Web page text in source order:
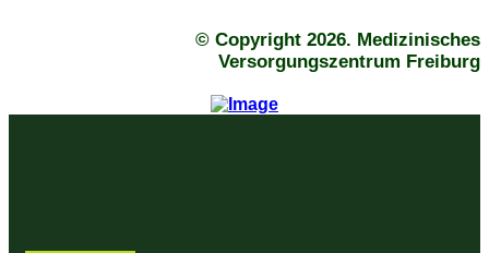
© Copyright 2026. Medizinisches
Versorgungszentrum Freiburg